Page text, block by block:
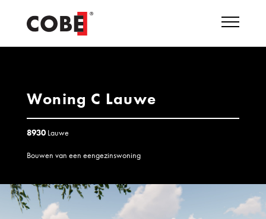
Woning C Lauwe
8930Lauwe
Bouwen van een eengezinswoning